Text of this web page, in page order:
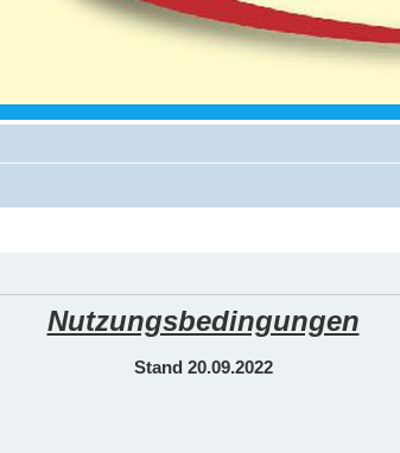
Nutzungsbedingungen
Stand 20.09.2022